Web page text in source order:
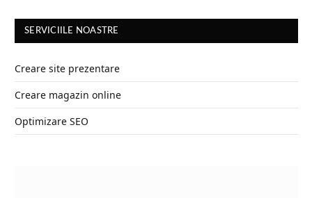
SERVICIILE NOASTRE
Creare site prezentare
Creare magazin online
Optimizare SEO